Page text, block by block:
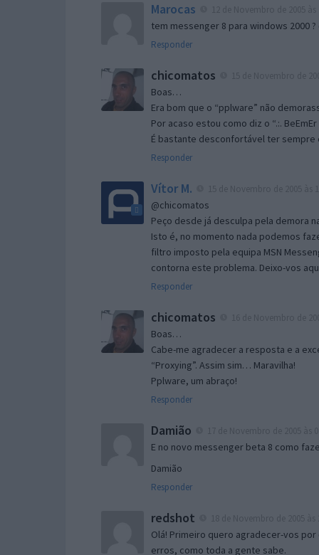
Marocas
tem messenger 8 para windows 2000
Responder
chicomatos
Boas…
Era bom que o “pplware” não
Por acaso estou como diz o “.:.
É bastante desconfortável ter sempre
Responder
Vítor M.
@chicomatos
Peço desde já desculpa pela demora
Isto é, no momento nada podemos
filtro imposto pela equipa MSN
contorna este problema. Deixo-vos
Responder
chicomatos
Boas…
Cabe-me agradecer a resposta e a
“Proxying”. Assim sim… Maravilha!
Pplware, um abraço!
Responder
Damião
E no novo messenger beta 8 como
Damião
Responder
redshot
Olá! Primeiro quero agradecer-vos
erros, como toda a gente sabe.